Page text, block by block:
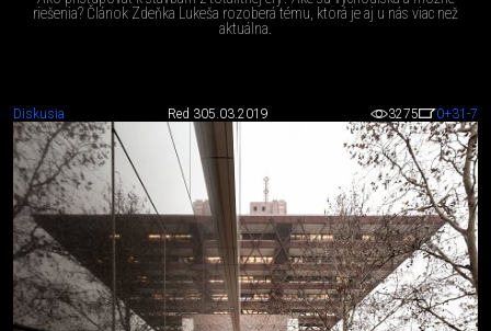
riešenia? Článok Zdeňka Lukeša rozoberá tému, ktorá je aj u nás viac než
aktuálna.
Diskusia Red 305.03.2019 3275 0+31 -7